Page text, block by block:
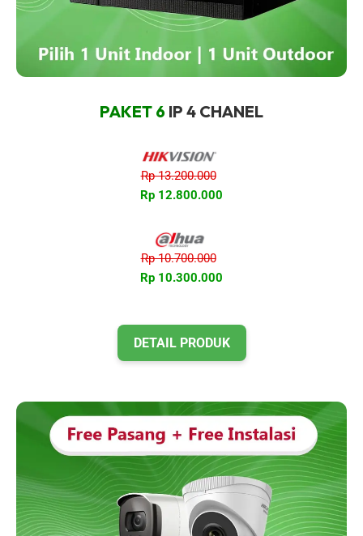
PAKET 6 IP 4 CHANEL
Rp 13.200.000
Rp 12.800.000
Rp 10.700.000
Rp 10.300.000
DETAIL PRODUK